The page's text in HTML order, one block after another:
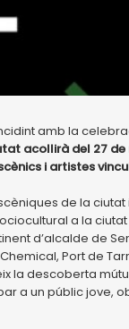
amb la
acollirà del 27 de
i artistes
de la
a la
d’alcalde de
Port de
la descoberta
a un públic jove,